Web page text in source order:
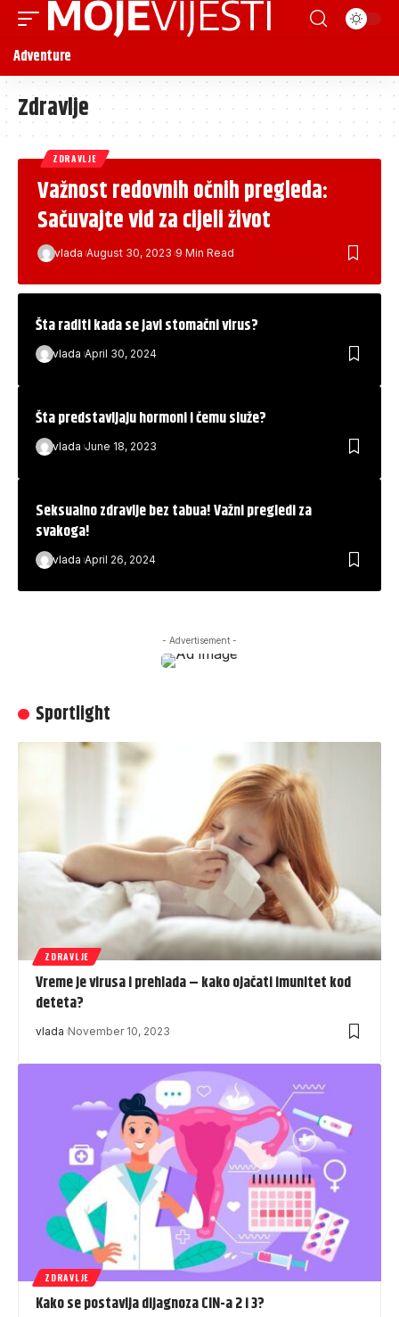
Adventure
Zdravlje
ZDRAVLJE
Važnost redovnih očnih pregleda:
Sačuvajte vid za cijeli život
vlada August 30, 2023 9 Min Read
Šta raditi kada se javi stomačni virus?
vlada April 30, 2024
Šta predstavljaju hormoni i čemu služe?
vlada June 18, 2023
Seksualno zdravlje bez tabua! Važni pregledi za
svakoga!
vlada April 26, 2024
- Advertisement -
Sportlight
ZDRAVLJE
Vreme je virusa i prehlada – kako ojačati imunitet kod
deteta?
vlada November 10, 2023
ZDRAVLJE
Kako se postavlja dijagnoza CIN-a 2 i 3?